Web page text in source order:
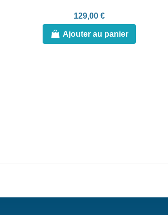
129,00 €
Ajouter au panier